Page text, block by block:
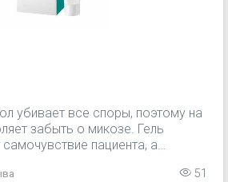
убивает все споры, поэтому на
забыть о микозе. Гель
пациента, а
51